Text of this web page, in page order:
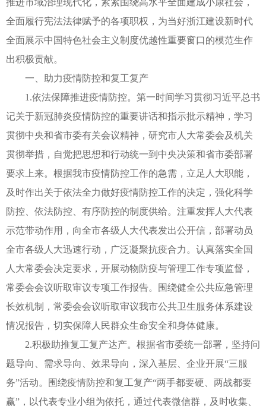
推进市域治理现代化，紧紧围绕高水平全面建成小康社会，
全面履行宪法法律赋予的各项职权，为当好浙江建设新时代
全面展示中国特色社会主义制度优越性重要窗口的模范生作
出积极贡献。
一、助力疫情防控和复工复产
1.依法保障推进疫情防控。第一时间学习贯彻习近平总书
记关于新冠肺炎疫情防控的重要讲话和指示批示精神，学习
贯彻中央和省市委有关会议精神，研究市人大常委会及机关
贯彻举措，自觉把思想和行动统一到中央决策和省市委部署
要求上来。根据我市疫情防控工作的急需，立足人大职能，
及时作出关于依法全力做好疫情防控工作的决定，强化科学
防控、依法防控、有序防控的制度供给。注重发挥人大代表
示范带动作用，向全市各级人大代表发出公开信，部署动员
全市各级人大迅速行动，广泛凝聚抗疫合力。认真落实全国
人大常委会决定要求，开展动物防疫与管理工作专项监督，
常委会会议听取审议专项工作报告。围绕健全公共应急管理
长效机制，常委会会议听取审议我市公共卫生服务体系建设
情况报告，切实保障人民群众生命安全和身体健康。
2.积极助推复工复产达产。根据省市委统一部署，坚持问
题导向、需求导向、效果导向，深入基层、企业开展“三服
务”活动。围绕疫情防控和复工复产“两手都要硬、两战都要
赢”，以代表专业小组为依托，通过代表微信群，及时收集、